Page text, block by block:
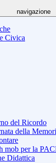
navigazione
Civica
del Ricordo
della
mob per la
Didattica